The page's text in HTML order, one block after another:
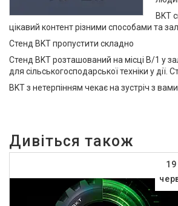
BKT
цікавий контент різними способами та
Стенд BKT пропустити складно
Стенд BKT розташований на місці B/1 у
для сільськогосподарської техніки у дії.
BKT з нетерпінням чекає на зустріч з
19